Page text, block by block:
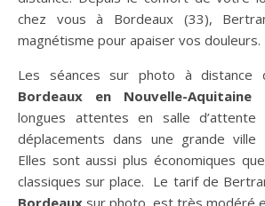
chez vous à Bordeaux (33),
magnétisme pour apaiser vos douleurs.
Les séances sur photo à distance
Bordeaux en Nouvelle-Aquitaine
longues attentes en salle
déplacements dans une grande ville
Elles sont aussi plus économiques
classiques sur place. Le tarif de
Bordeaux sur photo, est très modéré